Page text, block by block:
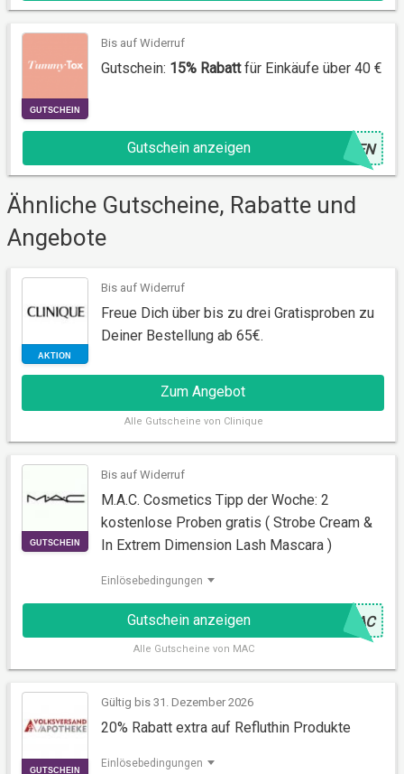
AKTION
GUTSCHEIN
Bis auf Widerruf
Gutschein: 15% Rabattfür Einkäufe über 40 €
Gutschein anzeigen @DEN
Ähnliche Gutscheine, Rabatte und
Angebote
AKTION
Bis auf Widerruf
Freue Dich über bis zu drei Gratisproben zu
Deiner Bestellung ab 65€.
Zum Angebot
Alle Gutscheine von Clinique
Bis auf Widerruf
M.A.C. Cosmetics Tipp der Woche: 2
kostenlose Proben gratis ( Strobe Cream &
In Extrem Dimension Lash Mascara )
Einlösebedingungen
Gutschein anzeigen MAC
Alle Gutscheine von MAC
Gültig bis 31. Dezember 2026
20% Rabatt extra auf Refluthin Produkte
Einlösebedingungen